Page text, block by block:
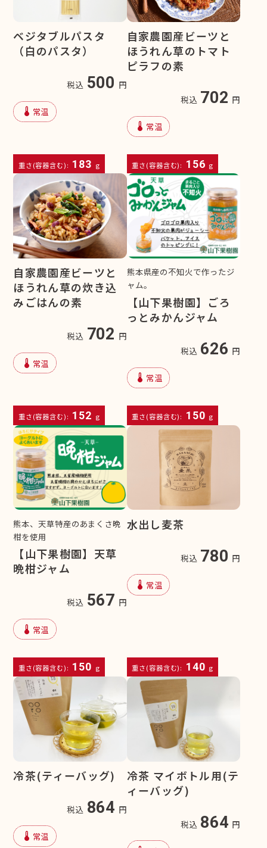
ベジタブルパスタ
（白のパスタ）
税込 500 円
device_thermostat 常温
重さ(容器含む): 183 g
自家農園産ビーツと
ほうれん草のトマト
ピラフの素
税込 702 円
device_thermostat 常温
重さ(容器含む): 156 g
自家農園産ビーツと
ほうれん草の炊き込
みごはんの素
税込 702 円
device_thermostat 常温
重さ(容器含む): 152 g
熊本県産の不知火で作ったジ
ャム。
【山下果樹園】ごろ
っとみかんジャム
税込 626 円
device_thermostat 常温
重さ(容器含む): 150 g
熊本、天草特産のあまくさ晩
柑を使用
【山下果樹園】天草
晩柑ジャム
税込 567 円
device_thermostat 常温
重さ(容器含む): 150 g
水出し麦茶
税込 780 円
device_thermostat 常温
重さ(容器含む): 140 g
冷茶(ティーバッグ)
税込 864 円
device_thermostat 常温
冷茶 マイボトル用(テ
ィーバッグ)
税込 864 円